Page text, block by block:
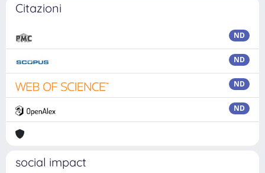
Citazioni
ND
ND
ND
ND
social impact